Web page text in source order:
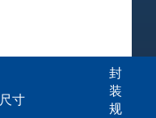
尺寸
封
装
规